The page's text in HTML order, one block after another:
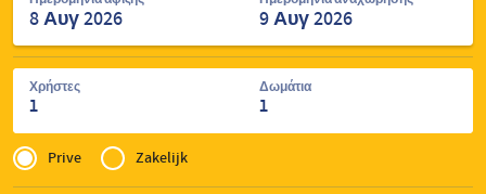
ξενοδοχείων
Χρήστες
1
Δωμάτια
1
Privé
of
Zakelijk
Prive Zakelijk